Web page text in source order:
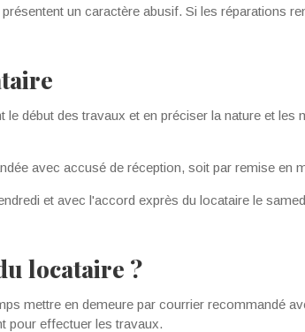
un caractère abusif. Si les réparations
début des travaux et en préciser la nature et les
avec accusé de réception, soit par remise en
et avec l'accord exprès du locataire le
locataire ?
mettre en demeure par courrier recom­mandé
pour effectuer les travaux.